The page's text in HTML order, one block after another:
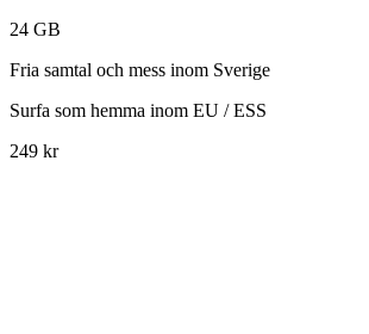
24 GB
Fria samtal och mess inom Sverige
Surfa som hemma inom EU / ESS
249 kr